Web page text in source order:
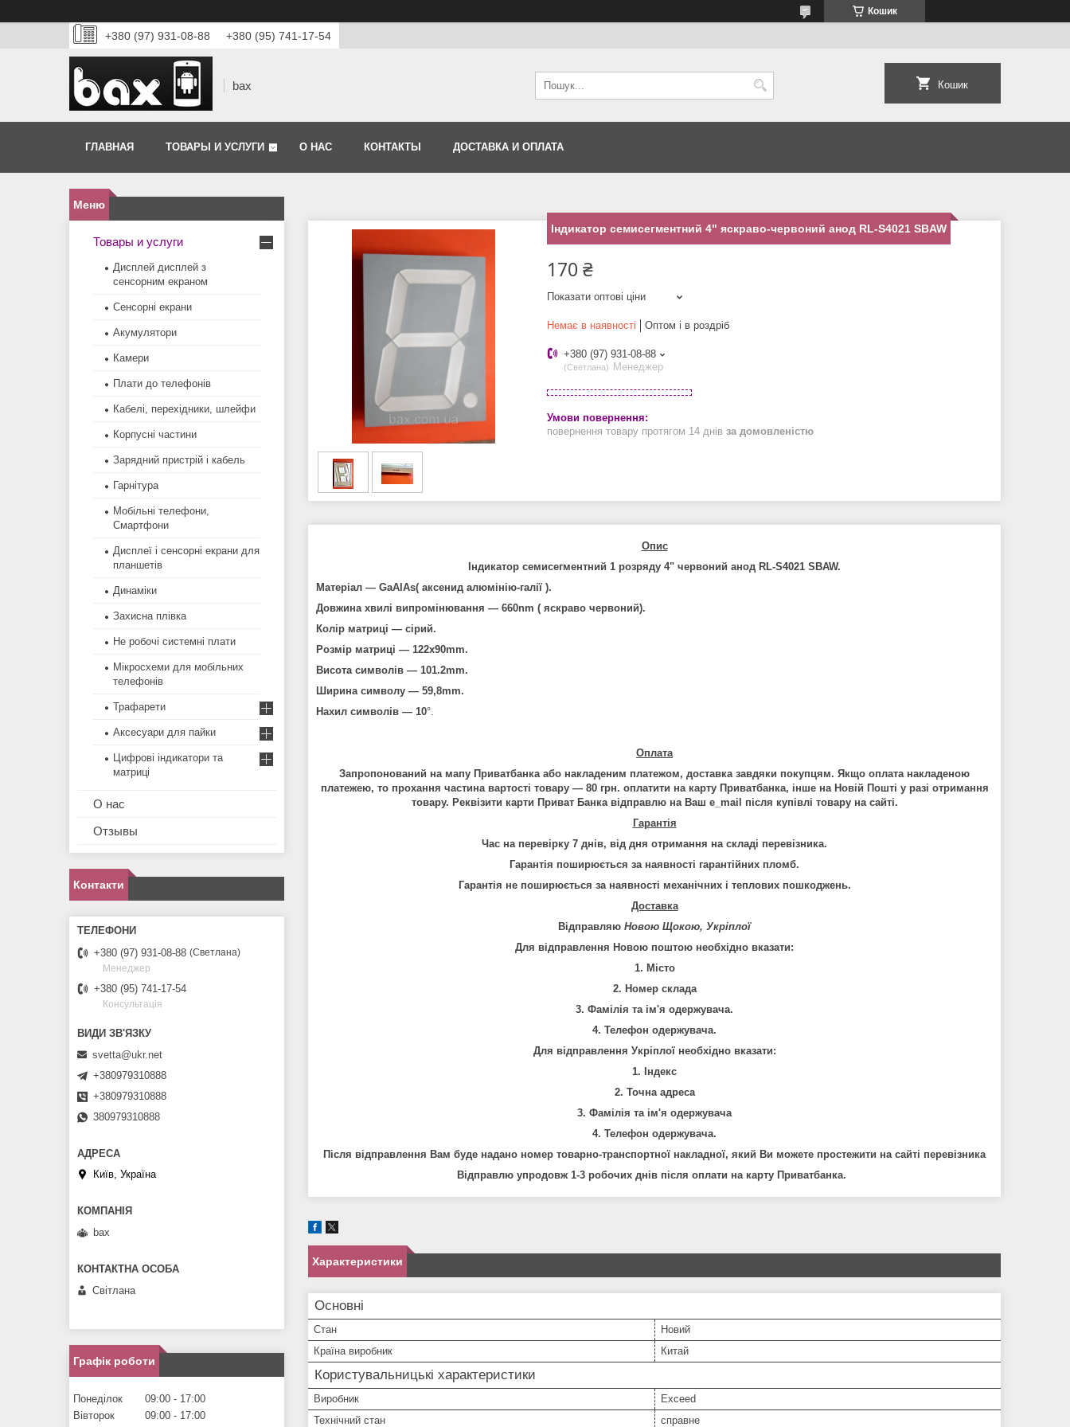
Кошик
+380 (97) 931-08-88 +380 (95) 741-17-54
bax Кошик
ГЛАВНАЯ ТОВАРЫ И УСЛУГИ О НАС КОНТАКТЫ ДОСТАВКА И ОПЛАТА
Індикатор семисегментний 4" яскраво-червоний анод RL-S4021 SBAW
170 ₴
Показати оптові ціни
Немає в наявності Оптом і в роздріб
+380 (97) 931-08-88
Светлана Менеджер
повернення товару протягом 14 днів за домовленістю
Опис
Індикатор семисегментний 1 розряду 4" червоний анод RL-S4021 SBAW.
Матеріал — GaAlAs( аксенид алюмінію-галії ).
Довжина хвилі випромінювання — 660nm ( яскраво червоний).
Колір матриці — сірий.
Розмір матриці — 122х90mm.
Висота символів — 101.2mm.
Ширина символу — 59,8mm.
Нахил символів — 10°.
Оплата
Запропонований на мапу Приватбанка або накладеним платежом, доставка завдяки покупцям. Якщо оплата накладеною
платежею, то прохання частина вартості товару — 80 грн. оплатити на карту Приватбанка, інше на Новій Пошті у разі отримання
товару. Реквізити карти Приват Банка відправлю на Ваш e_mail після купівлі товару на сайті.
Гарантія
Час на перевірку 7 днів, від дня отримання на складі перевізника.
Гарантія поширюється за наявності гарантійних пломб.
Гарантія не поширюється за наявності механічних і теплових пошкоджень.
Доставка
Відправляю Новою Щокою, Укріплої
Для відправлення Новою поштою необхідно вказати:
1. Місто
2. Номер склада
3. Фамілія та ім'я одержувача.
4. Телефон одержувача.
Для відправлення Укріплої необхідно вказати:
1. Індекс
2. Точна адреса
3. Фамілія та ім'я одержувача
4. Телефон одержувача.
Після відправлення Вам буде надано номер товарно-транспортної накладної, який Ви можете простежити на сайті перевізника
Відправлю упродовж 1-3 робочих днів після оплати на карту Приватбанка.
Характеристики
Основні
Стан
Новий
Країна виробник
Китай
Користувальницькі характеристики
Виробник
Exceed
Технічний стан
справне
Товары и услуги
Дисплей дисплей з
сенсорним екраном
Сенсорні екрани
Акумулятори
Камери
Плати до телефонів
Кабелі, перехідники, шлейфи
Корпусні частини
Зарядний пристрій і кабель
Гарнітура
Мобільні телефони,
Смартфони
Дисплеї і сенсорні екрани для
планшетів
Динаміки
Захисна плівка
Не робочі системні плати
Мікросхеми для мобільних
телефонів
Трафарети
Аксесуари для пайки
Цифрові індикатори та
матриці
О нас
Отзывы
Контакти
+380 (97) 931-08-88 Светлана
Менеджер
+380 (95) 741-17-54
Консультація
svetta@ukr.net
+380979310888
+380979310888
380979310888
Київ, Україна
bax
Світлана
Графік роботи
Понеділок 09:00
17:00
Вівторок
09:00
17:00